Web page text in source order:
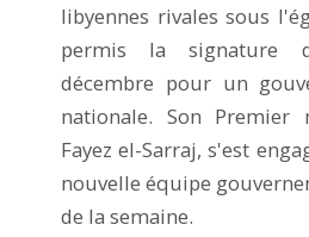
libyennes rivales sous
permis la signature
décembre pour un
nationale. Son Premier
Fayez el-Sarraj, s'est
nouvelle équipe
de la semaine.